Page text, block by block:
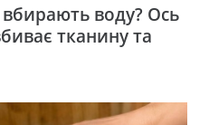
воду? Ось
тканину та